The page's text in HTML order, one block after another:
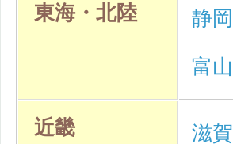
東海・北陸 静岡
富山
近畿 滋賀